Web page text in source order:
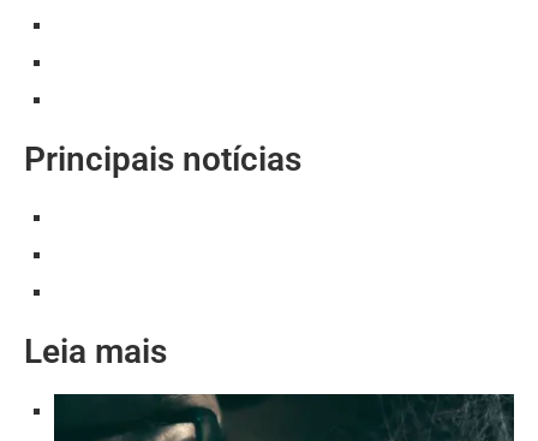
Principais notícias
Leia mais